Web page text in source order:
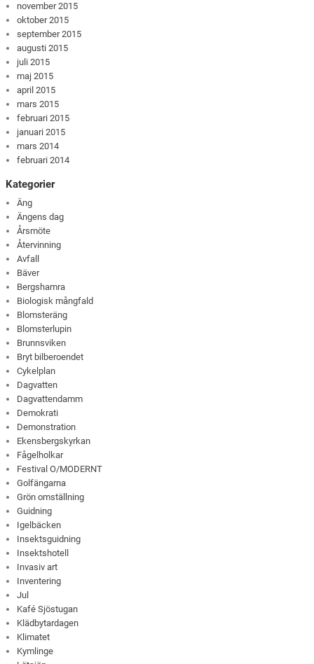
november 2015
oktober 2015
september 2015
augusti 2015
juli 2015
maj 2015
april 2015
mars 2015
februari 2015
januari 2015
mars 2014
februari 2014
Kategorier
Äng
Ängens dag
Årsmöte
Återvinning
Avfall
Bäver
Bergshamra
Biologisk mångfald
Blomsteräng
Blomsterlupin
Brunnsviken
Bryt bilberoendet
Cykelplan
Dagvatten
Dagvattendamm
Demokrati
Demonstration
Ekensbergskyrkan
Fågelholkar
Festival O/MODERNT
Golfängarna
Grön omställning
Guidning
Igelbäcken
Insektsguidning
Insektshotell
Invasiv art
Inventering
Jul
Kafé Sjöstugan
Klädbytardagen
Klimatet
Kymlinge